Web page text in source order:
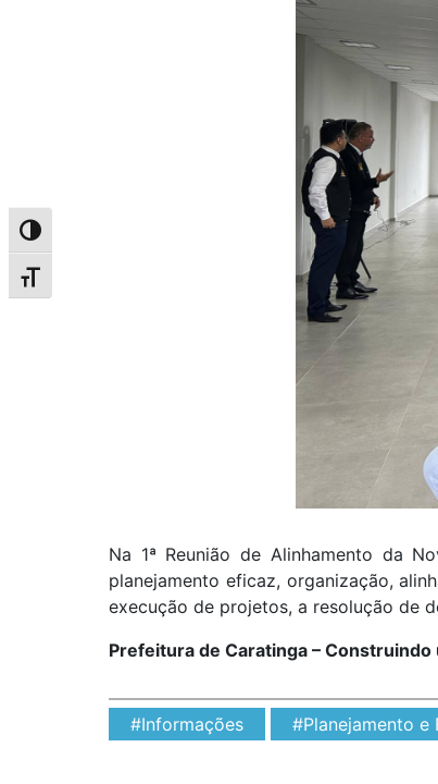
Alternar alto contraste
Alternar tamanho da fonte
Na 1ª Reunião de Alinhamento da
planejamento eficaz, organização,
execução de projetos, a resolução de
Prefeitura de Caratinga –
#Informações #Planejamento e